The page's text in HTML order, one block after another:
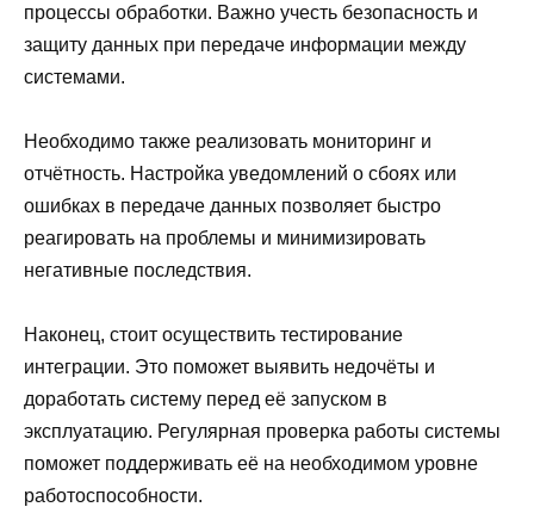
процессы обработки. Важно учесть безопасность и
защиту данных при передаче информации между
системами.
Необходимо также реализовать мониторинг и
отчётность. Настройка уведомлений о сбоях или
ошибках в передаче данных позволяет быстро
реагировать на проблемы и минимизировать
негативные последствия.
Наконец, стоит осуществить тестирование
интеграции. Это поможет выявить недочёты и
доработать систему перед её запуском в
эксплуатацию. Регулярная проверка работы системы
поможет поддерживать её на необходимом уровне
работоспособности.